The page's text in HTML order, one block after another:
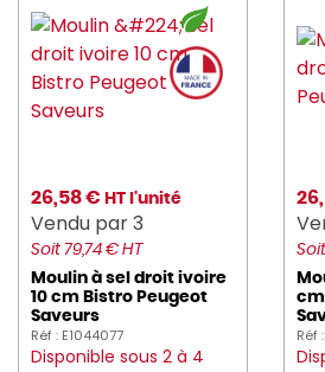
JVD (39)
KASUMI (18)
KENWOOD (1)
KLEANING_ESSENTIALS (26)
KOLOSSAL (1)
kraft_you (2)
KRAMPOUZ (13)
26,58 € HT l'unité
Vendu par 3
Soit 79,74 € HT
Moulin à sel droit ivoire
10 cm Bistro Peugeot
Saveurs
Réf : E1044077
Disponible sous 2 à 4
cm
Réf